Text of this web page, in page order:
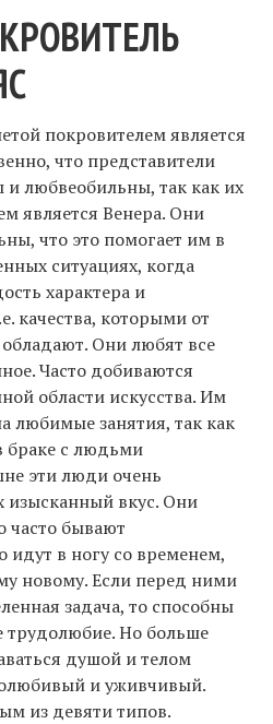
покровителем является
что представители
и любвеобильны, так как их
является Венера. Они
что это помогает им в
ситуациях, когда
характера и
качества, которыми от
Они любят все
Часто добиваются
области искусства. Им
любимые занятия, так как
браке с людьми
эти люди очень
изысканный вкус. Они
часто бывают
в ногу со временем,
новому. Если перед ними
задача, то способны
трудолюбие. Но больше
душой и телом
и уживчивый.
из девяти типов.